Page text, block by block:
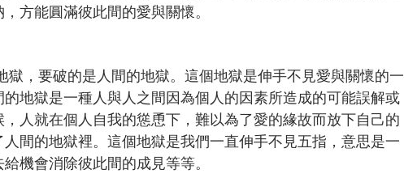
方能圓滿彼此間的愛與關懷。
獄，要破的是人間的地獄。這個地獄是伸手不見愛與關懷的一
地獄是一種人與人之間因為個人的因素所造成的可能誤解或
人就在個人自我的慫恿下，難以為了愛的緣故而放下自己的
間的地獄裡。這個地獄是我們一直伸手不見五指，意思是一
機會消除彼此間的成見等等。